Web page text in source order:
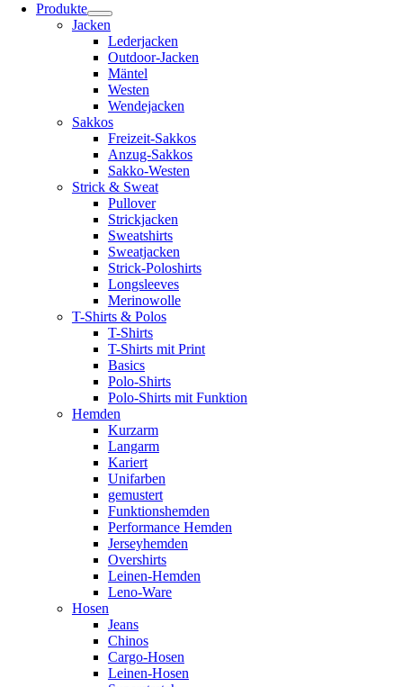
Produkte
Jacken
Lederjacken
Outdoor-Jacken
Mäntel
Westen
Wendejacken
Sakkos
Freizeit-Sakkos
Anzug-Sakkos
Sakko-Westen
Strick & Sweat
Pullover
Strickjacken
Sweatshirts
Sweatjacken
Strick-Poloshirts
Longsleeves
Merinowolle
T-Shirts & Polos
T-Shirts
T-Shirts mit Print
Basics
Polo-Shirts
Polo-Shirts mit Funktion
Hemden
Kurzarm
Langarm
Kariert
Unifarben
gemustert
Funktionshemden
Performance Hemden
Jerseyhemden
Overshirts
Leinen-Hemden
Leno-Ware
Hosen
Jeans
Chinos
Cargo-Hosen
Leinen-Hosen